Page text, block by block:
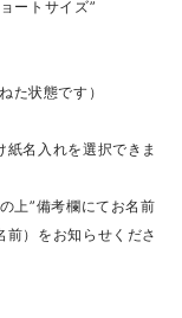
ートサイズ”
た状態です）
名入れを選択できま
上”備考欄にてお名前
前）をお知らせくださ